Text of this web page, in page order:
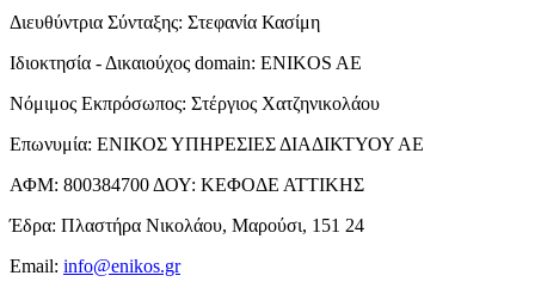
Διευθύντρια Σύνταξης: Στεφανία Κασίμη
Ιδιοκτησία - Δικαιούχος domain: ENIKOS AE
Νόμιμος Εκπρόσωπος: Στέργιος Χατζηνικολάου
Επωνυμία: ΕΝΙΚΟΣ ΥΠΗΡΕΣΙΕΣ ΔΙΑΔΙΚΤΥΟΥ ΑΕ
ΑΦΜ: 800384700 ΔΟΥ: ΚΕΦΟΔΕ ΑΤΤΙΚΗΣ
Έδρα: Πλαστήρα Νικολάου, Μαρούσι, 151 24
Email: info@enikos.gr